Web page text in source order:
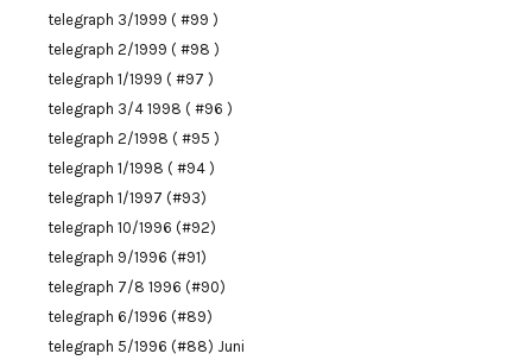
telegraph 3/1999 ( #99 )
telegraph 2/1999 ( #98 )
telegraph 1/1999 ( #97 )
telegraph 3/4 1998 ( #96 )
telegraph 2/1998 ( #95 )
telegraph 1/1998 ( #94 )
telegraph 1/1997 (#93)
telegraph 10/1996 (#92)
telegraph 9/1996 (#91)
telegraph 7/8 1996 (#90)
telegraph 6/1996 (#89)
telegraph 5/1996 (#88) Juni